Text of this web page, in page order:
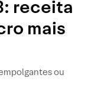
receita
mais
ou